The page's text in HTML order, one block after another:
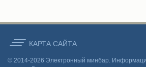
КАРТА CАЙТА
© 2014-2026 Электронный минбар.